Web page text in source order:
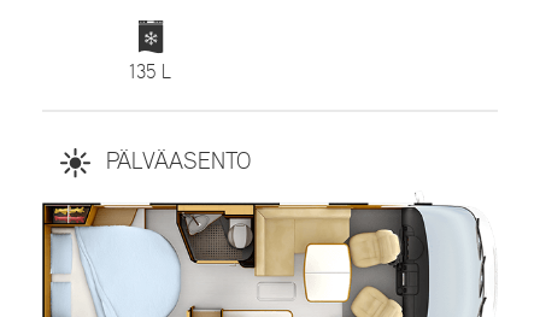
135 L
PÄLVÄASENTO